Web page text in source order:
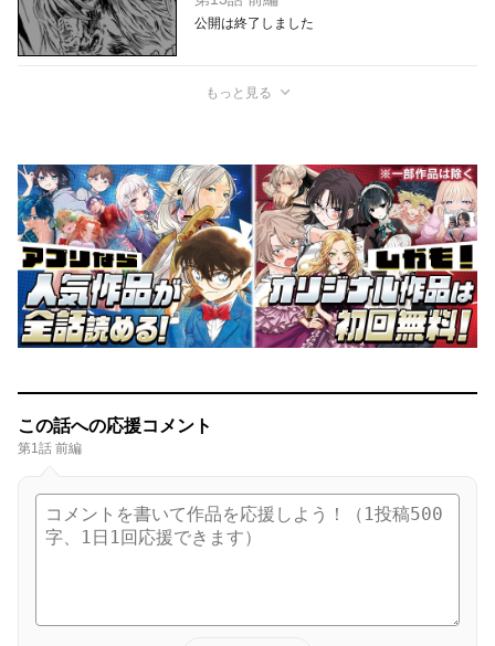
公開は終了しました
もっと見る
この話への応援コメント
第1話 前編